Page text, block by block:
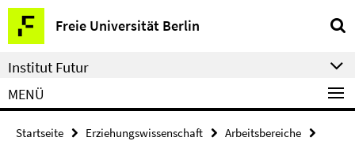
Springe
direkt
zu
Inhalt
Freie Universität Berlin
Service-
Navigation
Institut Futur
MENÜ
Startseite Erziehungswissenschaft
Arbeitsbereiche